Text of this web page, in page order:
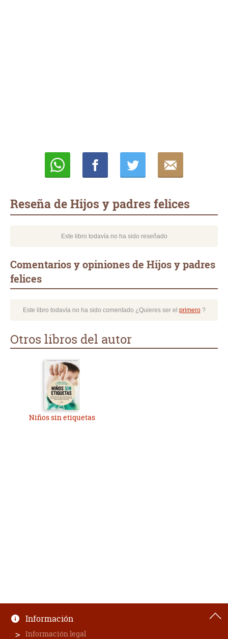
Reseña de Hijos y padres felices
Este libro todavía no ha sido reseñado
Comentarios y opiniones de Hijos y padres
felices
Este libro todavía no ha sido comentado ¿Quieres ser el primero?
Otros libros del autor
Niños sin etiquetas
Información
Información legal